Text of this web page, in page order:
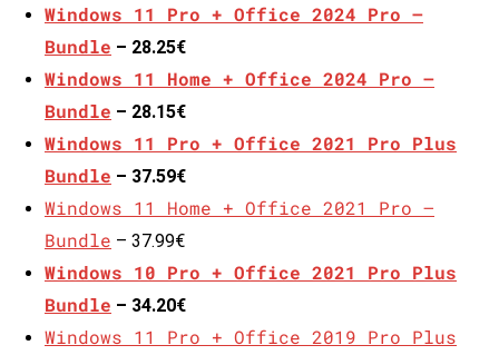
Windows 11 Pro + Office 2024 Pro –
Bundle – 28.25€
Windows 11 Home + Office 2024 Pro –
Bundle – 28.15€
Windows 11 Pro + Office 2021 Pro Plus
Bundle – 37.59€
Windows 11 Home + Office 2021 Pro –
Bundle – 37.99€
Windows 10 Pro + Office 2021 Pro Plus
Bundle – 34.20€
Windows 11 Pro + Office 2019 Pro Plus